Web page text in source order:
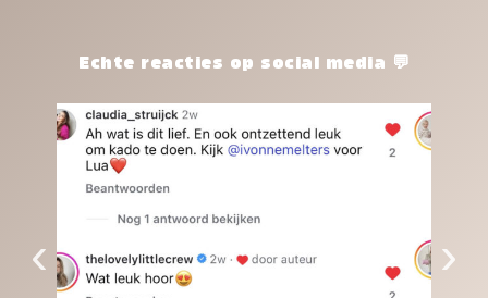
het waard.Echte reacties op social media 💬
‹ ›